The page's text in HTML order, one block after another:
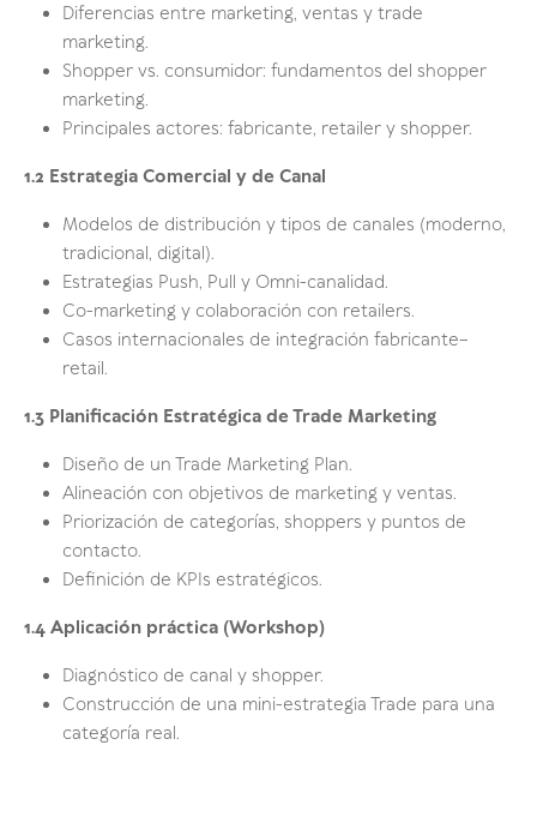
Diferencias entre marketing, ventas y trade
marketing.
Shopper vs. consumidor: fundamentos del shopper
marketing.
Principales actores: fabricante, retailer y shopper.
1.2 Estrategia Comercial y de Canal
Modelos de distribución y tipos de canales (moderno,
tradicional, digital).
Estrategias Push, Pull y Omni-canalidad.
Co-marketing y colaboración con retailers.
Casos internacionales de integración fabricante–
retail.
1.3 Planificación Estratégica de Trade Marketing
Diseño de un Trade Marketing Plan.
Alineación con objetivos de marketing y ventas.
Priorización de categorías, shoppers y puntos de
contacto.
Definición de KPIs estratégicos.
1.4 Aplicación práctica (Workshop)
Diagnóstico de canal y shopper.
Construcción de una mini-estrategia Trade para una
categoría real.